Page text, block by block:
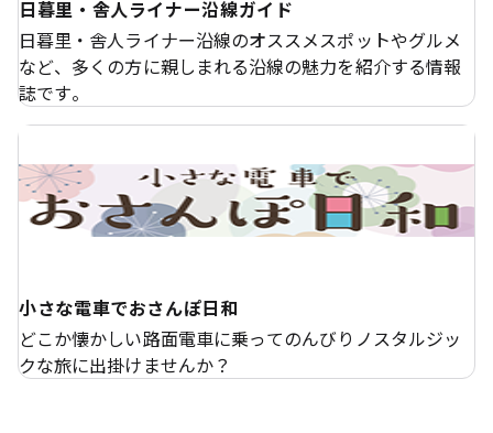
日暮里・舎人ライナー沿線ガイド
日暮里・舎人ライナー沿線のオススメスポットやグルメ
など、多くの方に親しまれる沿線の魅力を紹介する情報
誌です。
小さな電車でおさんぽ日和
どこか懐かしい路面電車に乗ってのんびりノスタルジッ
クな旅に出掛けませんか？